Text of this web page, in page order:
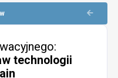
technologii